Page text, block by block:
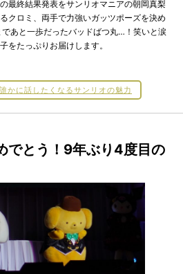
最終結果発表をサンリオマニアの朝岡真梨
クロミ、両手で力強いガッツポーズを決め
あと一歩だったバッドばつ丸…！笑いと涙
をたっぷりお届けします。
誰かに話したくなるサンリオの魅力
でとう！9年ぶり4度目の